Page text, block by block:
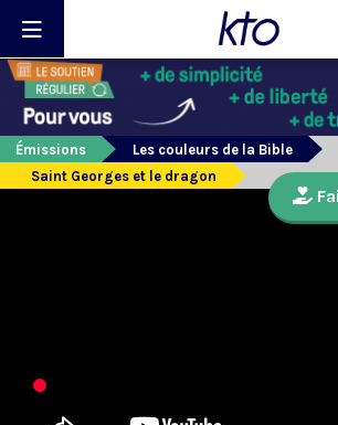
Émissions
Les couleurs de la Bible
Saint Georges et le dragon